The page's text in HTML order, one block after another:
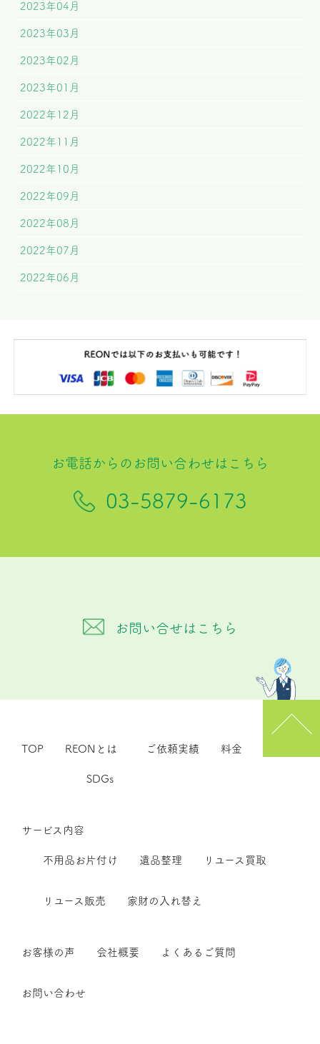
2023年04月
2023年03月
2023年02月
2023年01月
2022年12月
2022年11月
2022年10月
2022年09月
2022年08月
2022年07月
2022年06月
お電話からのお問い合わせはこちら
03-5879-6173
お問い合せはこちら
TOP REONとは
SDGs
ご依頼実績 料金
サービス内容
不用品お片付け 遺品整理 リユース買取
リユース販売 家財の入れ替え
お客様の声 会社概要 よくあるご質問
お問い合わせ